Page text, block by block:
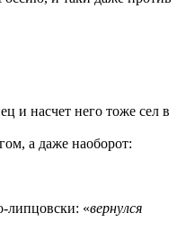
и насчет него тоже сел в
а даже наоборот:
липцовски: «вернулся